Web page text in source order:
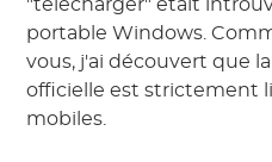
"télécharger" était
portable Windows.
vous, j'ai découvert que
officielle est strictement
mobiles.